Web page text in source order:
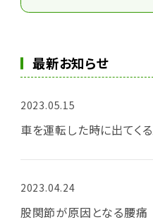
最新お知らせ
2023.05.15
車を運転した時に出てく
2023.04.24
股関節が原因となる腰痛